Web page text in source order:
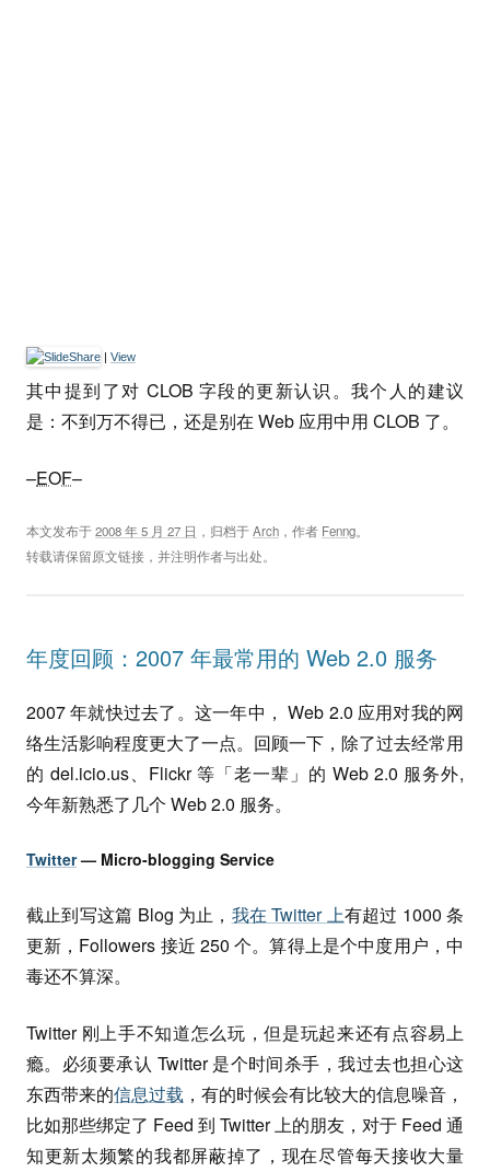
| View
其中提到了对 CLOB 字段的更新认识。我个人的建议
是：不到万不得已，还是别在 Web 应用中用 CLOB 了。
–EOF–
本文发布于2008 年 5 月 27 日 ，归档于Arch ，作者 Fenng。
转载请保留原文链接，并注明作者与出处。
年度回顾：2007 年最常用的 Web 2.0 服务
2007 年就快过去了。这一年中， Web 2.0 应用对我的网
络生活影响程度更大了一点。回顾一下，除了过去经常用
的 del.icio.us、Flickr 等「老一辈」的 Web 2.0 服务外,
今年新熟悉了几个 Web 2.0 服务。
Twitter— Micro-blogging Service
截止到写这篇 Blog 为止， 我在 Twitter 上有超过 1000 条
更新，Followers 接近 250 个。算得上是个中度用户，中
毒还不算深。
Twitter 刚上手不知道怎么玩，但是玩起来还有点容易上
瘾。必须要承认 Twitter 是个时间杀手，我过去也担心这
东西带来的信息过载 ，有的时候会有比较大的信息噪音，
比如那些绑定了 Feed 到 Twitter 上的朋友，对于 Feed 通
知更新太频繁的我都屏蔽掉了，现在尽管每天接收大量